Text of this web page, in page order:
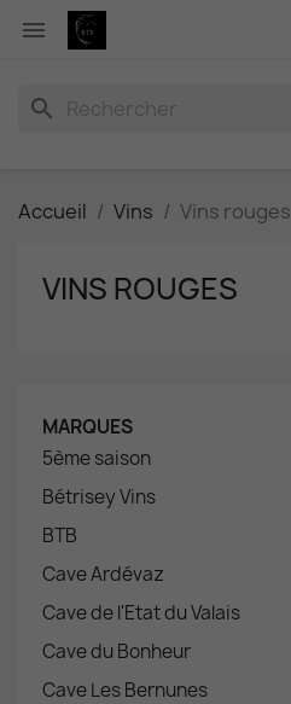

search
Accueil Vins Vins rouges
VINS ROUGES
MARQUES
5ème saison
Bétrisey Vins
BTB
Cave Ardévaz
Cave de l'Etat du Valais
Cave du Bonheur
Cave Les Bernunes